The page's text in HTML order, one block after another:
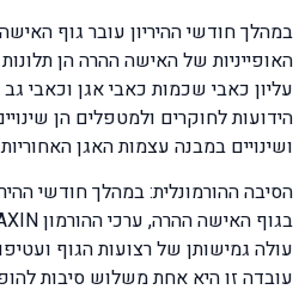
במהלך חודשי ההיריון עובר גוף
האופייניות של האישה ההרה הן
עליון כאבי שכמות כאבי אגן וכאבי
הידועות לחוקרים ולמטפלים הן
ושינויים במבנה עצמות האגן
הסיבה ההורמונלית: במהלך חודשי
עולה גמישותן של רצועות הגוף
עובדה זו היא אחת משלוש סיבות